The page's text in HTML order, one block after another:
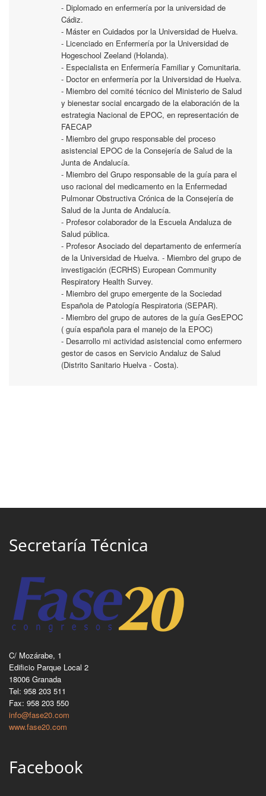
- Diplomado en enfermería por la universidad de
Cádiz.
- Máster en Cuidados por la Universidad de Huelva.
- Licenciado en Enfermería por la Universidad de
Hogeschool Zeeland (Holanda).
- Especialista en Enfermería Familiar y Comunitaria.
- Doctor en enfermería por la Universidad de Huelva.
- Miembro del comité técnico del Ministerio de Salud
y bienestar social encargado de la elaboración de la
estrategia Nacional de EPOC, en representación de
FAECAP
- Miembro del grupo responsable del proceso
asistencial EPOC de la Consejería de Salud de la
Junta de Andalucía.
- Miembro del Grupo responsable de la guía para el
uso racional del medicamento en la Enfermedad
Pulmonar Obstructiva Crónica de la Consejería de
Salud de la Junta de Andalucía.
- Profesor colaborador de la Escuela Andaluza de
Salud pública.
- Profesor Asociado del departamento de enfermería
de la Universidad de Huelva. - Miembro del grupo de
investigación (ECRHS) European Community
Respiratory Health Survey.
- Miembro del grupo emergente de la Sociedad
Española de Patología Respiratoria (SEPAR).
- Miembro del grupo de autores de la guía GesEPOC
( guía española para el manejo de la EPOC)
- Desarrollo mi actividad asistencial como enfermero
gestor de casos en Servicio Andaluz de Salud
(Distrito Sanitario Huelva - Costa).
Secretaría Técnica
C/ Mozárabe, 1
Edificio Parque Local 2
18006 Granada
Tel: 958 203 511
Fax: 958 203 550
info@fase20.com
www.fase20.com
Facebook